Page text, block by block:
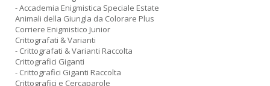
- Accademia Enigmistica Speciale Estate
Animali della Giungla da Colorare Plus
Corriere Enigmistico Junior
Crittografati & Varianti
- Crittografati & Varianti Raccolta
Crittografici Giganti
- Crittografici Giganti Raccolta
Crittografici e Cercaparole